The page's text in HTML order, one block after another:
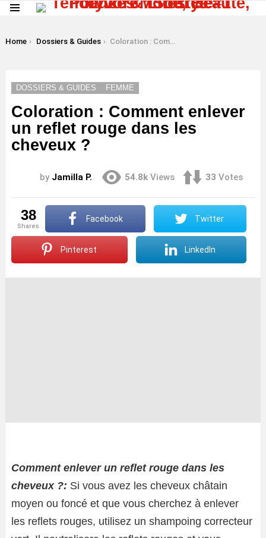
You are here:
Home Dossiers & Guides Coloration : Comment enlever un reflet rouge dans les cheveux ?
DOSSIERS & GUIDES FEMME
Coloration : Comment enlever
un reflet rouge dans les
cheveux ?
by Jamilla P. 54.8k Views 33 Votes
38
shares
Facebook Twitter
Pinterest LinkedIn
Comment enlever un reflet rouge dans les
cheveux ?: Si vous avez les cheveux châtain
moyen ou foncé et que vous cherchez à enlever
les reflets rouges, utilisez un shampoing correcteur